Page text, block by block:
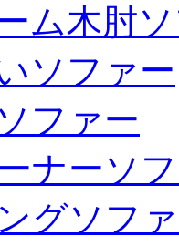
ム木肘
ソファー
ファー
ナーソ
グソフ